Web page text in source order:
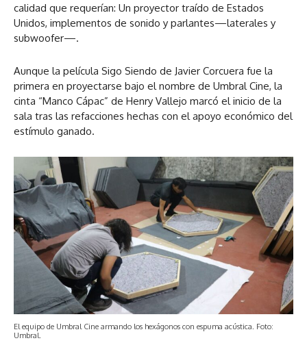
calidad que requerían: Un proyector traído de Estados
Unidos, implementos de sonido y parlantes—laterales y
subwoofer—.
Aunque la película Sigo Siendo de Javier Corcuera fue la
primera en proyectarse bajo el nombre de Umbral Cine, la
cinta “Manco Cápac” de Henry Vallejo marcó el inicio de la
sala tras las refacciones hechas con el apoyo económico del
estímulo ganado.
El equipo de Umbral Cine armando los hexágonos con espuma acústica. Foto:
Umbral.